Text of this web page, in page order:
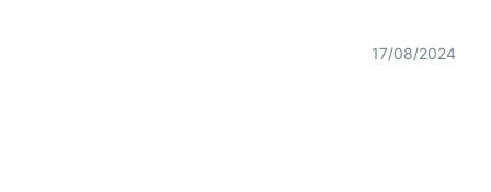
17/08/2024